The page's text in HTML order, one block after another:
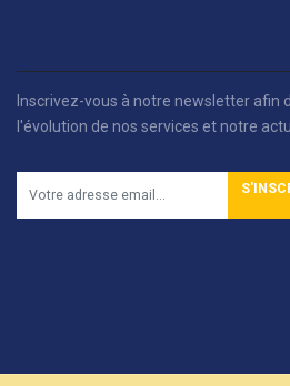
Inscrivez-vous à notre newsletter afin
l'évolution de nos services et notre